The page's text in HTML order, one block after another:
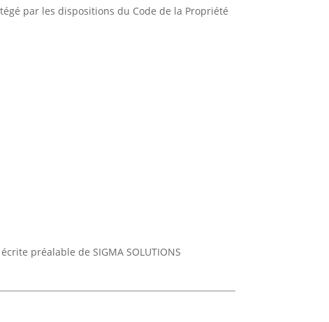
par les dispositions du Code de la Propriété
préalable de SIGMA SOLUTIONS